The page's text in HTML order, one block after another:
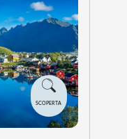
SCOPERTA